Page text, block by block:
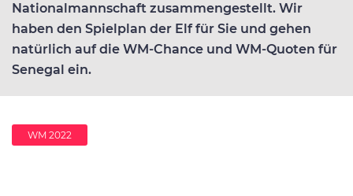
Nationalmannschaft zusammengestellt. Wir
haben den Spielplan der Elf für Sie und gehen
natürlich auf die WM-Chance und WM-Quoten für
Senegal ein.
WM 2022